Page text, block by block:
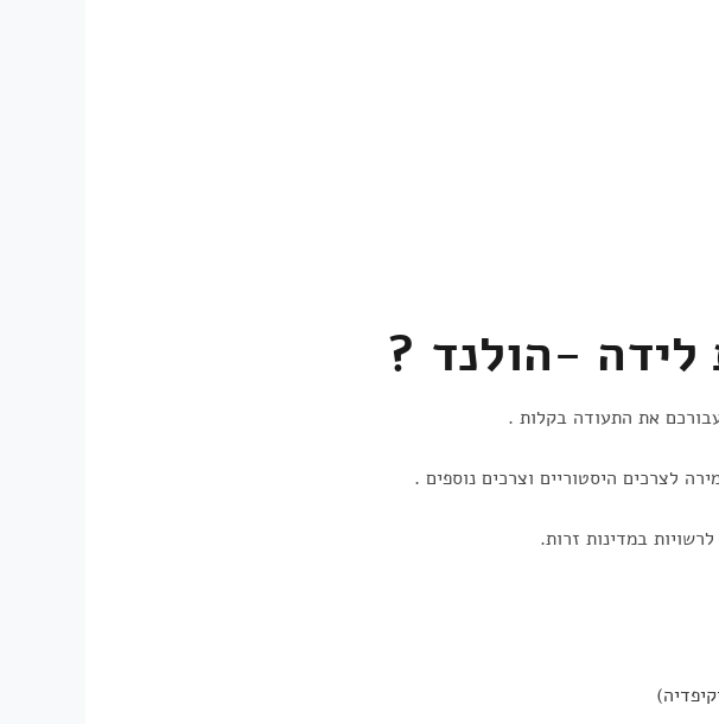
לידה -הולנד ?
את התעודה בקלות .
לצרכים היסטוריים וצרכים נוספים .
במדינות זרות.
)